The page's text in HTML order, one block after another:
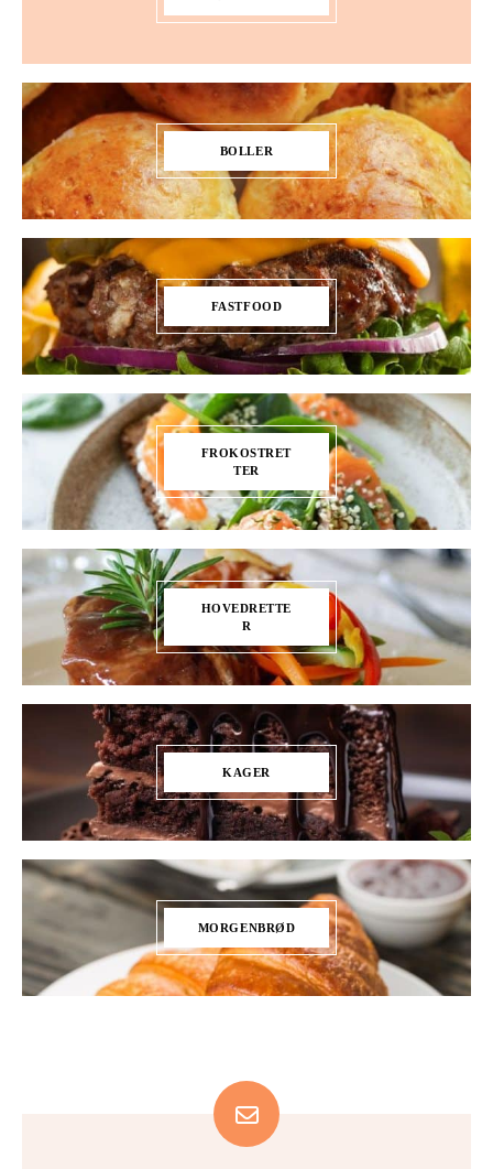
BOLLER
FASTFOOD
FROKOSTRET
TER
HOVEDRETTE
R
KAGER
MORGENBRØD